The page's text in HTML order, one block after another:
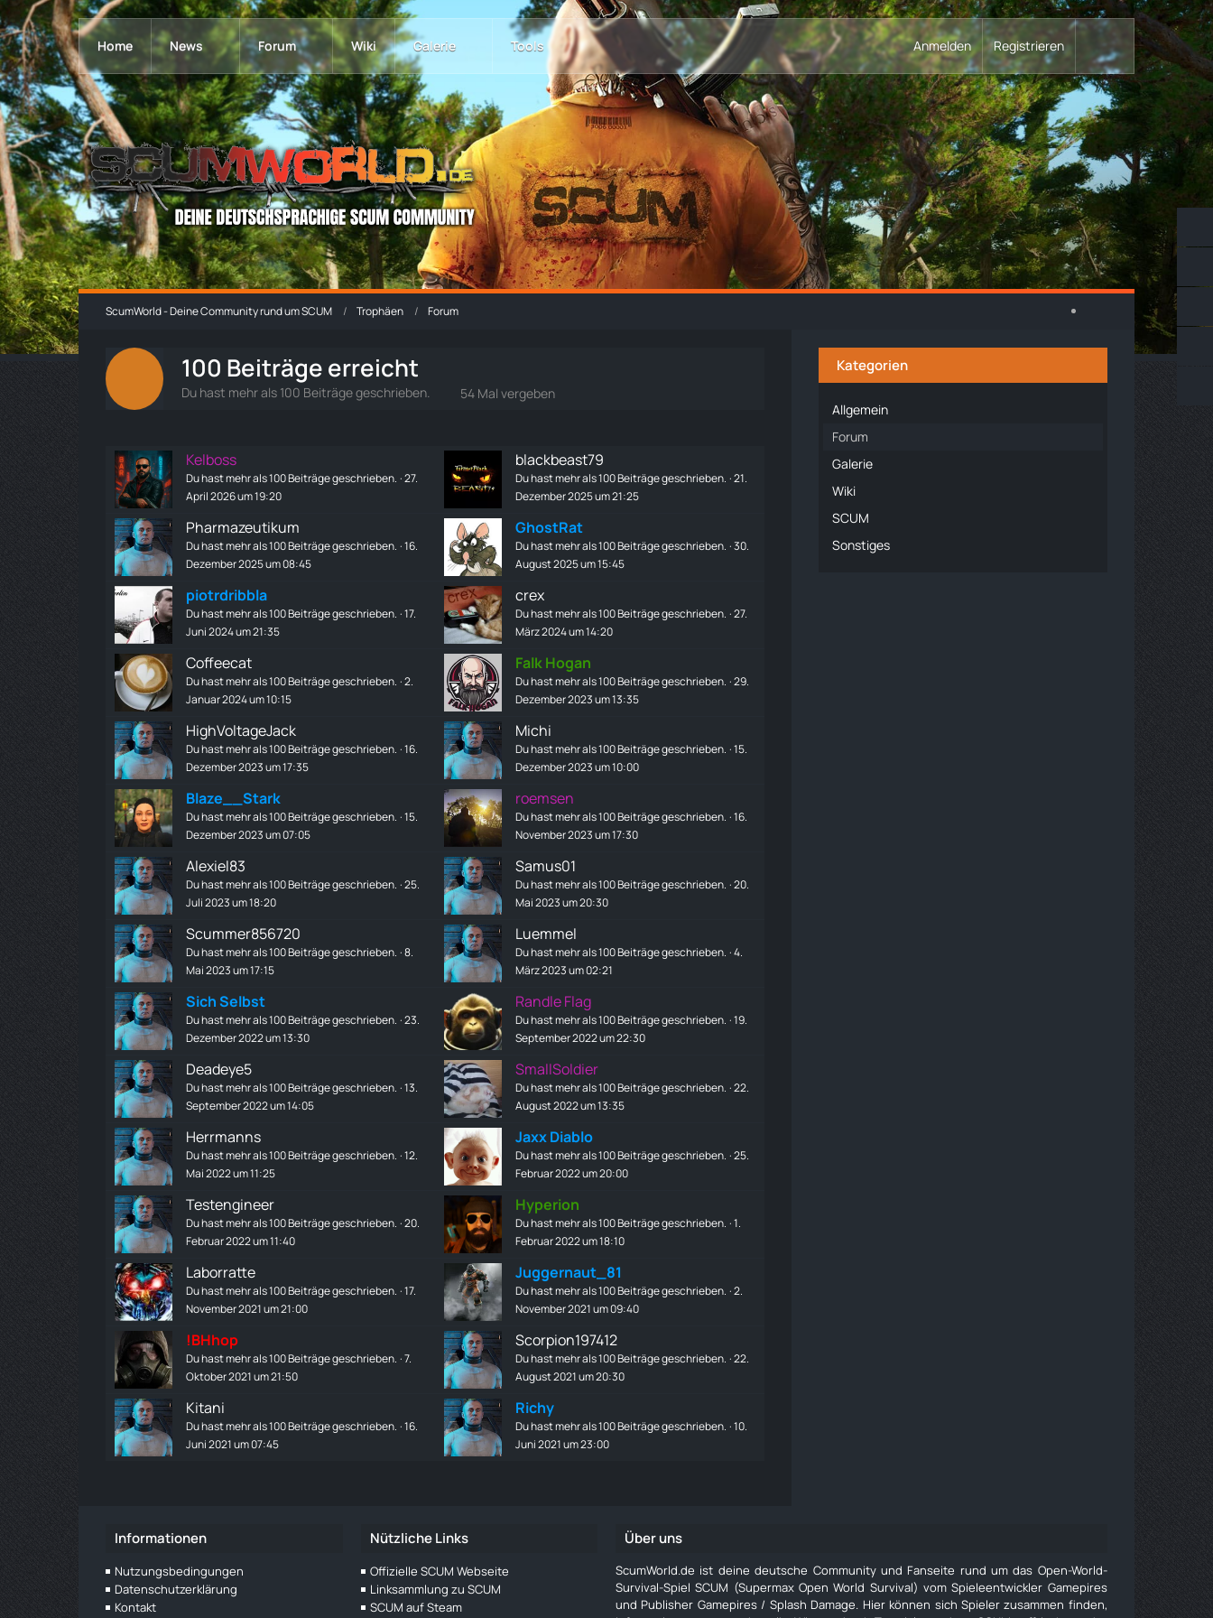
Home News Forum Wiki Galerie Tools Anmelden Registrieren
ScumWorld - Deine Community rund um SCUM Trophäen Forum
100 Beiträge erreicht
Du hast mehr als 100 Beiträge geschrieben. 54 Mal vergeben
Kelboss
Du hast mehr als 100 Beiträge geschrieben. 27.
April 2026 um 19:20
blackbeast79
Du hast mehr als 100 Beiträge geschrieben. 21.
Dezember 2025 um 21:25
Pharmazeutikum
Du hast mehr als 100 Beiträge geschrieben. 16.
Dezember 2025 um 08:45
GhostRat
Du hast mehr als 100 Beiträge geschrieben. 30.
August 2025 um 15:45
piotrdribbla
Du hast mehr als 100 Beiträge geschrieben. 17.
Juni 2024 um 21:35
crex
Du hast mehr als 100 Beiträge geschrieben. 27.
März 2024 um 14:20
Coffeecat
Du hast mehr als 100 Beiträge geschrieben. 2.
Januar 2024 um 10:15
Falk Hogan
Du hast mehr als 100 Beiträge geschrieben. 29.
Dezember 2023 um 13:35
HighVoltageJack
Du hast mehr als 100 Beiträge geschrieben. 16.
Dezember 2023 um 17:35
Michi
Du hast mehr als 100 Beiträge geschrieben. 15.
Dezember 2023 um 10:00
Blaze__Stark
Du hast mehr als 100 Beiträge geschrieben. 15.
Dezember 2023 um 07:05
roemsen
Du hast mehr als 100 Beiträge geschrieben. 16.
November 2023 um 17:30
Alexiel83
Du hast mehr als 100 Beiträge geschrieben. 25.
Juli 2023 um 18:20
Samus01
Du hast mehr als 100 Beiträge geschrieben. 20.
Mai 2023 um 20:30
Scummer856720
Du hast mehr als 100 Beiträge geschrieben. 8.
Mai 2023 um 17:15
Luemmel
Du hast mehr als 100 Beiträge geschrieben. 4.
März 2023 um 02:21
Sich Selbst
Du hast mehr als 100 Beiträge geschrieben. 23.
Dezember 2022 um 13:30
Randle Flag
Du hast mehr als 100 Beiträge geschrieben. 19.
September 2022 um 22:30
Deadeye5
Du hast mehr als 100 Beiträge geschrieben. 13.
September 2022 um 14:05
SmallSoldier
Du hast mehr als 100 Beiträge geschrieben. 22.
August 2022 um 13:35
Herrmanns
Du hast mehr als 100 Beiträge geschrieben. 12.
Mai 2022 um 11:25
Jaxx Diablo
Du hast mehr als 100 Beiträge geschrieben. 25.
Februar 2022 um 20:00
Testengineer
Du hast mehr als 100 Beiträge geschrieben. 20.
Februar 2022 um 11:40
Hyperion
Du hast mehr als 100 Beiträge geschrieben. 1.
Februar 2022 um 18:10
Laborratte
Du hast mehr als 100 Beiträge geschrieben. 17.
November 2021 um 21:00
Juggernaut_81
Du hast mehr als 100 Beiträge geschrieben. 2.
November 2021 um 09:40
!BHhop
Du hast mehr als 100 Beiträge geschrieben. 7.
Oktober 2021 um 21:50
Scorpion197412
Du hast mehr als 100 Beiträge geschrieben. 22.
August 2021 um 20:30
Kitani
Du hast mehr als 100 Beiträge geschrieben. 16.
Juni 2021 um 07:45
Richy
Du hast mehr als 100 Beiträge geschrieben. 10.
Juni 2021 um 23:00
Kategorien
Allgemein
Forum
Galerie
Wiki
SCUM
Sonstiges
Informationen
Nutzungsbedingungen
Datenschutzerklärung
Kontakt
Nützliche Links
Offizielle SCUM Webseite
Linksammlung zu SCUM
SCUM auf Steam
Über uns
ScumWorld.de ist deine deutsche Community und Fanseite rund um das Open-World-
Survival-Spiel SCUM (Supermax Open World Survival) vom Spieleentwickler Gamepires
und Publisher Gamepires / Splash Damage. Hier können sich Spieler zusammen finden,